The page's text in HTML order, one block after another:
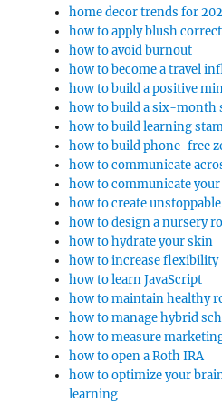
home decor trends for
how to apply blush
how to avoid burnout
how to become a travel
how to build a positive
how to build a six-month
how to build learning
how to build phone-free
how to communicate
how to communicate your
how to create
how to design a nursery
how to hydrate your skin
how to increase flexibility
how to learn JavaScript
how to maintain healthy
how to manage hybrid
how to measure
how to open a Roth IRA
how to optimize your
learning